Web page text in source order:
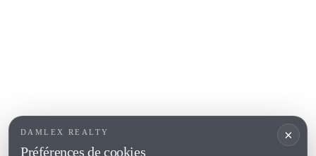
×
DAMLEX REALTY
Préférences de cookies
Maison de campagne/li>
Investissements